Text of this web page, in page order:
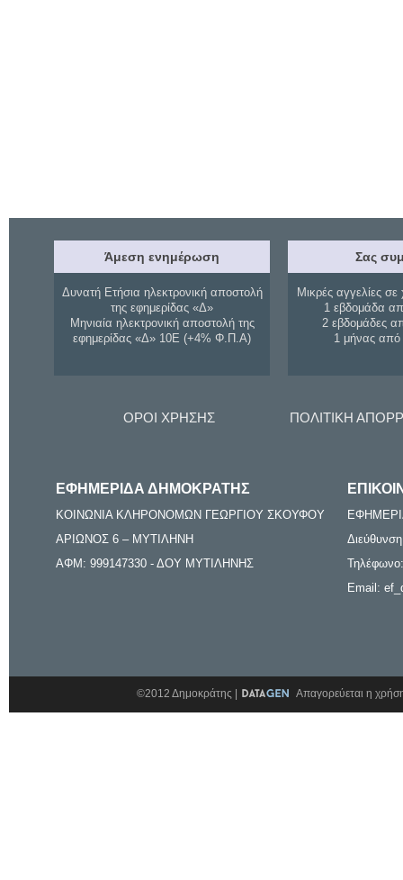
Άμεση ενημέρωση
Δυνατή Ετήσια ηλεκτρονική αποστολή
της εφημερίδας «Δ»
Μηνιαία ηλεκτρονική αποστολή της
εφημερίδας «Δ» 10Ε (+4% Φ.Π.Α)
Σας
Μικρές αγγελίες σε
1 εβδομάδα
2 εβδομάδες
1 μήνας
ΟΡΟΙ ΧΡΗΣΗΣ ΠΟΛΙΤΙΚΗ
ΕΦΗΜΕΡΙΔΑ ΔΗΜΟΚΡΑΤΗΣ
ΚΟΙΝΩΝΙΑ ΚΛΗΡΟΝΟΜΩΝ ΓΕΩΡΓΙΟΥ ΣΚΟΥΦΟΥ
ΑΡΙΩΝΟΣ 6 – ΜΥΤΙΛΗΝΗ
ΑΦΜ: 999147330 - ΔΟΥ ΜΥΤΙΛΗΝΗΣ
Email:
©2012 Δημοκράτης | Απαγορεύεται η